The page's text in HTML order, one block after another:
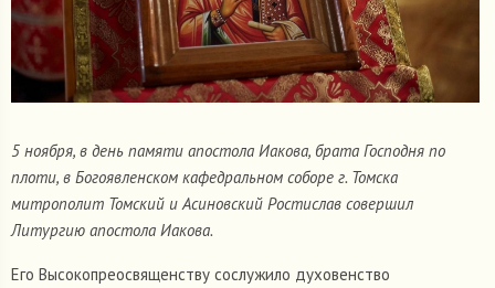
5 ноября, в день памяти апостола Иакова, брата Господня по
плоти, в Богоявленском кафедральном соборе г. Томска
митрополит Томский и Асиновский Ростислав совершил
Литургию апостола Иакова.
Его Высокопреосвященству сослужило духовенство